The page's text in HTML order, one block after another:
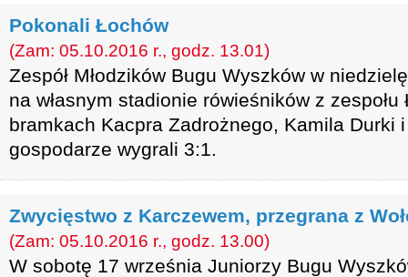
Pokonali Łochów
(Zam: 05.10.2016 r., godz. 13.01)
Zespół Młodzików Bugu Wyszków w
na własnym stadionie rówieśników z zespołu
bramkach Kacpra Zadrożnego, Kamila Durki
gospodarze wygrali 3:1.
Zwycięstwo z Karczewem, przegrana z
(Zam: 05.10.2016 r., godz. 13.00)
W sobotę 17 września Juniorzy Bugu